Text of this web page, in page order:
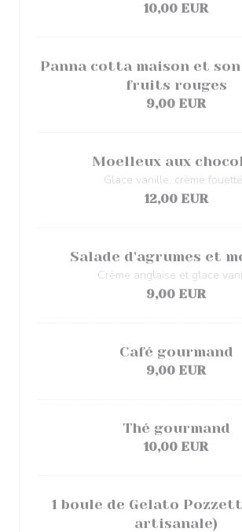
10,00 EUR
Panna cotta maison et
fruits rouges
9,00 EUR
Moelleux aux
Glace vanille, crème
12,00 EUR
Salade d'agrumes et
Crème anglaise et glace
9,00 EUR
Café gourmand
9,00 EUR
Thé gourmand
10,00 EUR
1 boule de Gelato
artisanale)